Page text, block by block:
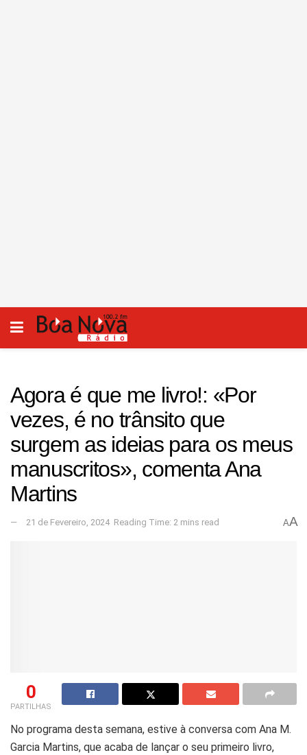
Agora é que me livro!: «Por
vezes, é no trânsito que
surgem as ideias para os meus
manuscritos», comenta Ana
Martins
21 de Fevereiro, 2024 Reading Time: 2 mins read AA
0
PARTILHAS
No programa desta semana, estive à conversa com Ana M.
Garcia Martins, que acaba de lançar o seu primeiro livro,